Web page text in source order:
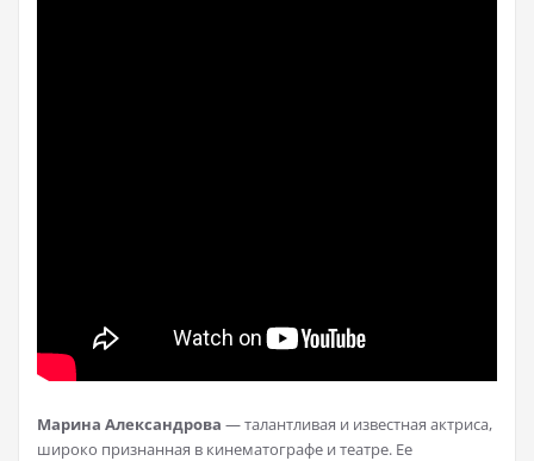
Марина Александрова — талантливая и известная актриса,
широко признанная в кинематографе и театре. Ее